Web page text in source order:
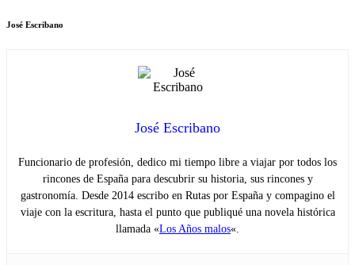
José Escribano
José Escribano
Funcionario de profesión, dedico mi tiempo libre a viajar por todos los
rincones de España para descubrir su historia, sus rincones y
gastronomía. Desde 2014 escribo en Rutas por España y compagino el
viaje con la escritura, hasta el punto que publiqué una novela histórica
llamada «Los Años malos«.